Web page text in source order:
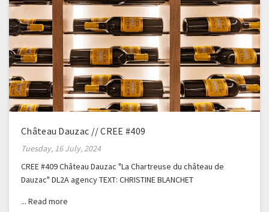
Château Dauzac // CREE #409
Tuesday, 16 July, 2024
CREE #409 Château Dauzac "La Chartreuse du château de
Dauzac" DL2A agency TEXT: CHRISTINE BLANCHET